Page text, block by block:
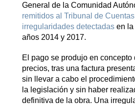
General de la Comunidad
remitidos al Tribunal de
irregularidades detectadasen la
años 2014 y 2017.
El pago se produjo en concepto
precios, tras una factura
sin llevar a cabo el
la legislación y sin haber
definitiva de la obra. Una